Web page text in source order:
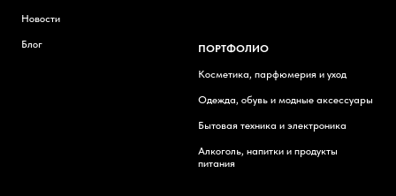
Новости
Блог ПОРТФОЛИО
Косметика, парфюмерия и уход
Одежда, обувь и модные аксессуары
Бытовая техника и электроника
Алкоголь, напитки и продукты
питания